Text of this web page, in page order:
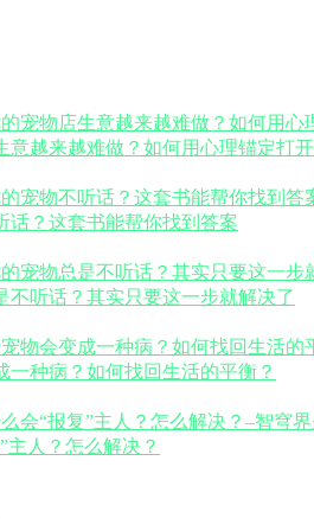
意越来越难做？如何用心理锚定打
话？这套书能帮你找到答案
不听话？其实只要这一步就解决了
一种病？如何找回生活的平衡？
主人？怎么解决？